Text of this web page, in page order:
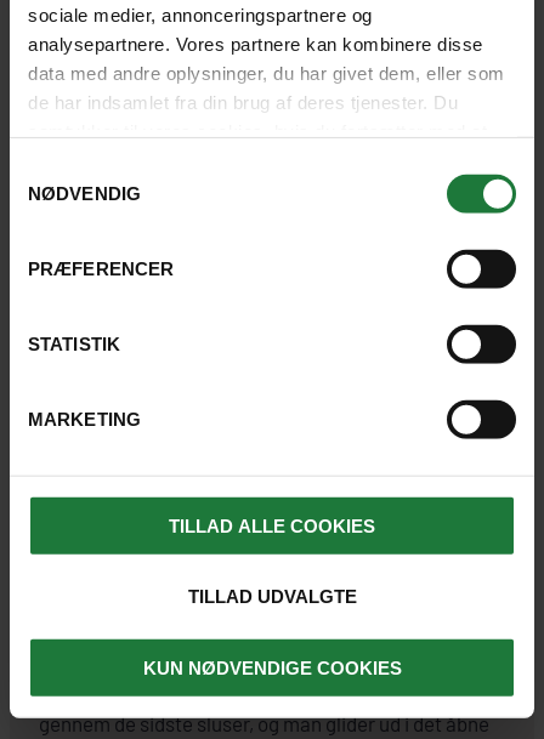
sociale medier, annonceringspartnere og
analysepartnere. Vores partnere kan kombinere disse
data med andre oplysninger, du har givet dem, eller som
de har indsamlet fra din brug af deres tjenester. Du
NØDVENDIG
PRÆFERENCER
STATISTIK
MARKETING
TILLAD ALLE COOKIES
TILLAD UDVALGTE
KUN NØDVENDIGE COOKIES
enkelt sluse der løfter skibene de 26 meter op til Gatun-
søen.
skibe, der gennem årene har taget samme rejse, hver
Når skibet langsomt sænkes tilbage til havniveau
gennem de sidste sluser, og man glider ud i det åbne